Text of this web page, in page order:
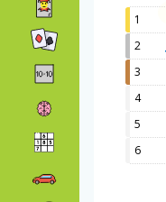
1
2
3
4
5
6